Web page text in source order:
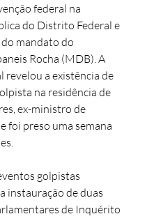
federal na
do Distrito Federal e
mandato do
Rocha (MDB). A
revelou a existência de
na residência de
ex-ministro de
foi preso uma semana
golpistas
instauração de duas
de Inquérito